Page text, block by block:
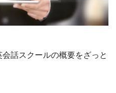
話スクールの概要をざっと